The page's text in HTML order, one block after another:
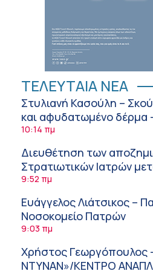
ΤΕΛΕΥΤΑΙΑ ΝΕΑ
Στυλιανή Κασούλη –
και αφυδατωμένο δέρμα –
αντιμετώπιση
10:14 πμ
Διευθέτηση των
Στρατιωτικών Ιατρών
ΙΣΑ
9:52 πμ
Ευάγγελος Λιάτσικος –
Νοσοκομείο Πατρών
9:03 πμ
Χρήστος Γεωργόπουλος
ΝΤΥΝΑΝ»/ΚΕΝΤΡΟ